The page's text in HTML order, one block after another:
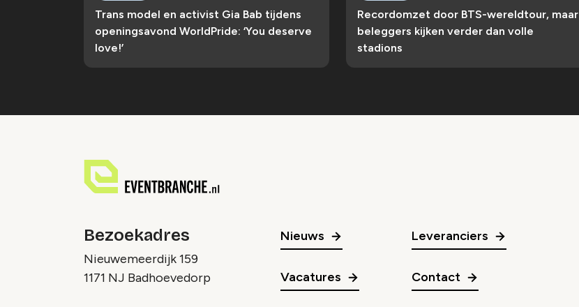
Trans model en activist Gia Bab tijdens
openingsavond WorldPride: ‘You deserve
love!’
Recordomzet door BTS-wereldtour, maar
beleggers kijken verder dan volle
stadions
Bezoekadres
Nieuwemeerdijk 159
1171 NJ Badhoevedorp
Nieuws
Vacatures
Leveranciers
Contact